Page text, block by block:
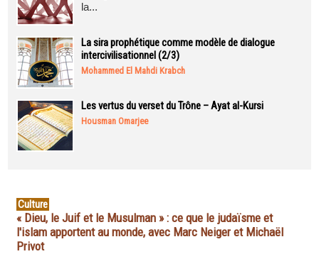
la...
La sira prophétique comme modèle de dialogue
intercivilisationnel (2/3)
Mohammed El Mahdi Krabch
Les vertus du verset du Trône – Ayat al-Kursi
Housman Omarjee
Culture
« Dieu, le Juif et le Musulman » : ce que le judaïsme et
l'islam apportent au monde, avec Marc Neiger et Michaël
Privot